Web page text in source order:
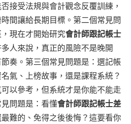
接受法規與會計觀念反覆訓練，
間讓給長期目標。第二個常見問
現在才開始研究會計師跟記帳士
人來說，真正的風險不是晚開
奏。第三個常見問題是：選記帳
氣、上榜故事，還是課程系統？
以參考，但系統才是你能不能走
問題是：看懂會計師跟記帳士差
難的、免得之後後悔？這要看你